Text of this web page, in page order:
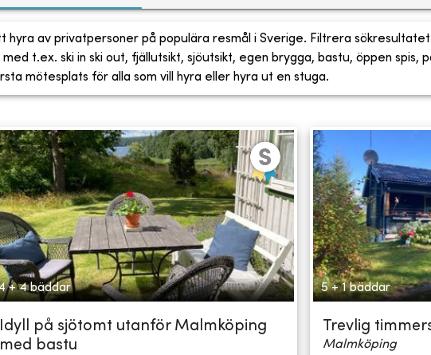
hyra av privatpersoner på populära resmål i Sverige. Filtrera
t.ex. ski in ski out, fjällutsikt, sjöutsikt, egen brygga, bastu, öppen spis,
mötesplats för alla som vill hyra eller hyra ut en stuga.
+ 4 bäddar
Idyll på sjötomt utanför Malmköping
med bastu
5 + 1 bäddar
Trevlig
Malmköping